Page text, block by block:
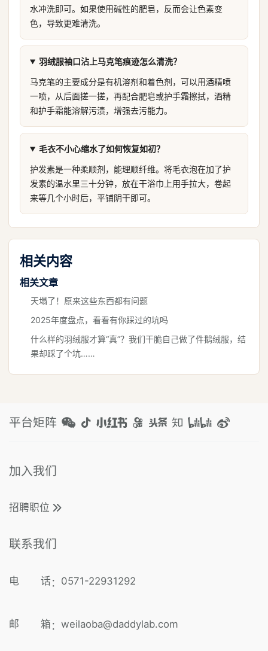
水冲洗即可。如果使用碱性的肥皂，反而会让色素变
色，导致更难清洗。
羽绒服袖口沾上马克笔痕迹怎么清洗？
马克笔的主要成分是有机溶剂和着色剂，可以用酒精喷
一喷，从后面搓一搓，再配合肥皂或护手霜擦拭，酒精
和护手霜能溶解污渍，增强去污能力。
毛衣不小心缩水了如何恢复如初？
护发素是一种柔顺剂，能理顺纤维。将毛衣泡在加了护
发素的温水里三十分钟，放在干浴巾上用手拉大，卷起
来等几个小时后，平铺阴干即可。
相关内容
相关文章
天塌了！原来这些东西都有问题
2025年度盘点，看看有你踩过的坑吗
什么样的羽绒服才算“真”？我们干脆自己做了件鹅绒服，结
果却踩了个坑……
平台矩阵
加入我们
招聘职位
联系我们
电 话 ： 0571-22931292
邮 箱 ： weilaoba@daddylab.com